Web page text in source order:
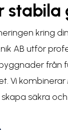
stabila
kring
AB utför
från
Vi kombinerar
säkra